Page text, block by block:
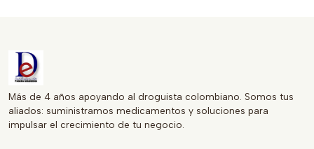
Más de 4 años apoyando al droguista colombiano. Somos tus
aliados: suministramos medicamentos y soluciones para
impulsar el crecimiento de tu negocio.